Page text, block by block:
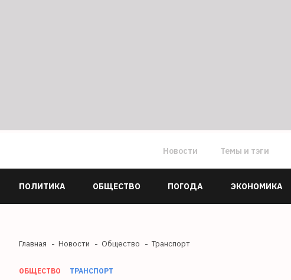
Новости Темы и тэги
ПОЛИТИКА ОБЩЕСТВО ПОГОДА ЭКОНОМИКА
Главная Новости Общество Транспорт
ОБЩЕСТВО ТРАНСПОРТ